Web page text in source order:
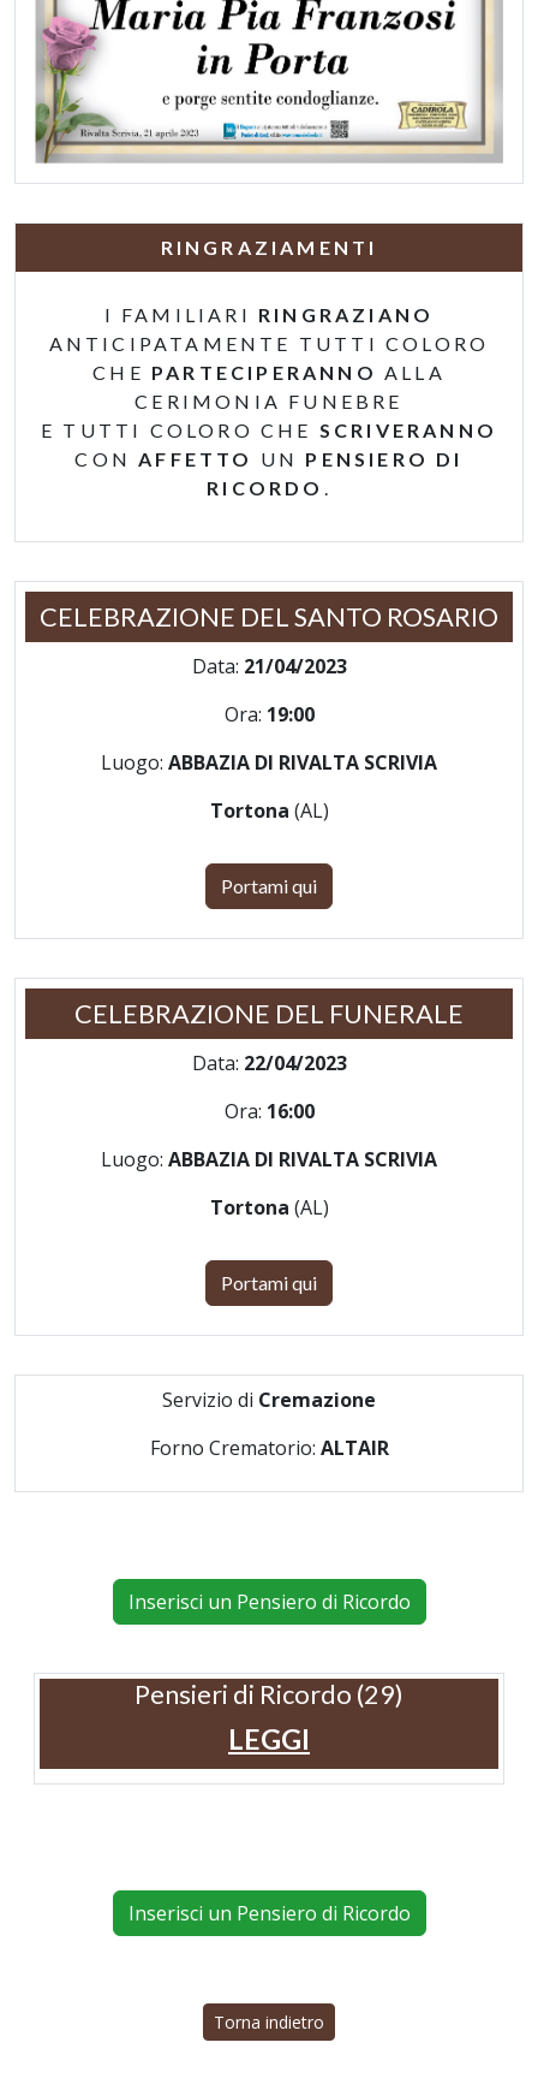
RINGRAZIAMENTI
I FAMILIARI RINGRAZIANO
ANTICIPATAMENTE TUTTI COLORO
CHE PARTECIPERANNO ALLA
CERIMONIA FUNEBRE
E TUTTI COLORO CHE SCRIVERANNO
CONAFFETTO UN PENSIERO DI
RICORDO .
CELEBRAZIONE DEL SANTO ROSARIO
Data: 21/04/2023
Ora: 19:00
Luogo: ABBAZIA DI RIVALTA SCRIVIA
Tortona (AL)
Portami qui
CELEBRAZIONE DEL FUNERALE
Data: 22/04/2023
Ora: 16:00
Luogo: ABBAZIA DI RIVALTA SCRIVIA
Tortona (AL)
Portami qui
Servizio di Cremazione
Forno Crematorio: ALTAIR
Inserisci un Pensiero di Ricordo
Pensieri di Ricordo (29)
LEGGI
Inserisci un Pensiero di Ricordo
Torna indietro